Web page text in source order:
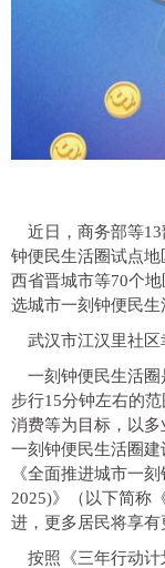
近日，商务部等
钟便民生活圈试点
西省晋城市等70个
选城市一刻钟便民生
武汉市江汉里社
一刻钟便民生活
步行15分钟左右的
消费等为目标，以
一刻钟便民生活圈
《全面推进城市一
2025)》（以下简称
进，更多居民将享有
按照《三年行动